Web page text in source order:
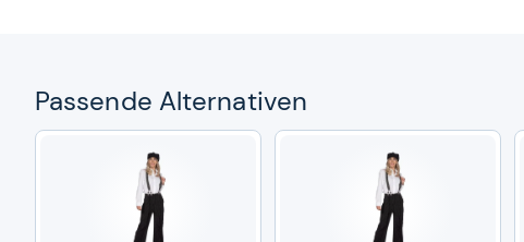
Pas­sende Alter­na­ti­ven